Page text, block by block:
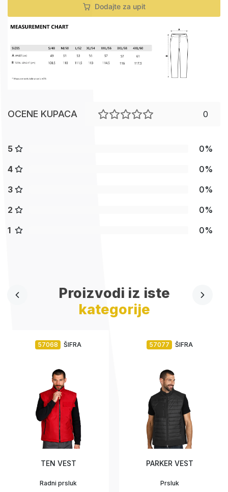
Dodajte za upit
OCENE KUPACA 0
5
0%
4
0%
3
0%
2
0%
1
0%
Proizvodi iz iste
kategorije
ŠIFRA
57068
TEN VEST
Radni prsluk
ŠIFRA
57077
PARKER VEST
Prsluk